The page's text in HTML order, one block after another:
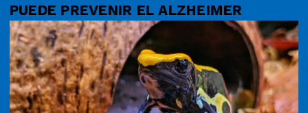
PUEDE PREVENIR EL ALZHEIMER